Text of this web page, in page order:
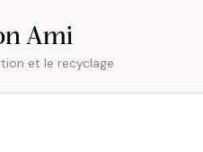
Ami
et le recyclage